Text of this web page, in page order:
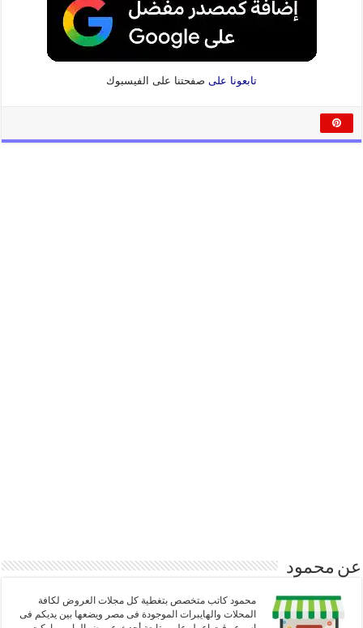
تابعونا على صفحتنا على الفيسبوك
عن محمود
محمود كاتب متخصص بتغطية كل مجلات العروض لكافة
المحلات والهايبرات الموجودة فى مصر ويضعها بين يديكم فى